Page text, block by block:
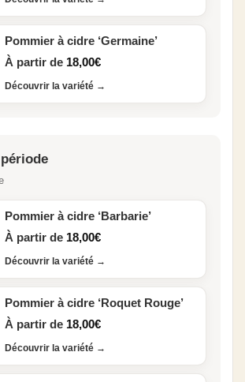
Pommier à cidre ‘Germaine’
À partir de 18,00€
Découvrir la variété →
Pommier à cidre ‘Barbarie’
À partir de 18,00€
Découvrir la variété →
Pommier à cidre ‘Roquet Rouge’
À partir de 18,00€
Découvrir la variété →